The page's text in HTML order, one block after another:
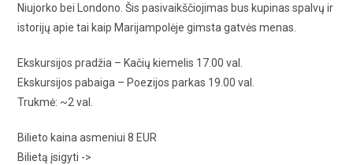
Niujorko bei Londono. Šis pasivaikščiojimas bus kupinas spalvų ir
istorijų apie tai kaip Marijampolėje gimsta gatvės menas.
Ekskursijos pradžia – Kačių kiemelis 17.00 val.
Ekskursijos pabaiga – Poezijos parkas 19.00 val.
Trukmė: ~2 val.
Bilieto kaina asmeniui 8 EUR
Bilietą įsigyti ->